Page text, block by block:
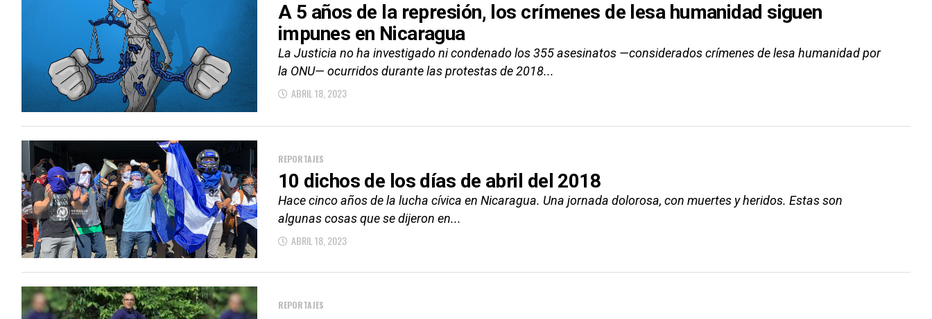
A 5 años de la represión, los crímenes de lesa humanidad siguen
impunes en Nicaragua
La Justicia no ha investigado ni condenado los 355 asesinatos —considerados crímenes de lesa humanidad por
la ONU— ocurridos durante las protestas de 2018...
ABRIL 18, 2023
REPORTAJES
10 dichos de los días de abril del 2018
Hace cinco años de la lucha cívica en Nicaragua. Una jornada dolorosa, con muertes y heridos. Estas son
algunas cosas que se dijeron en...
ABRIL 18, 2023
REPORTAJES